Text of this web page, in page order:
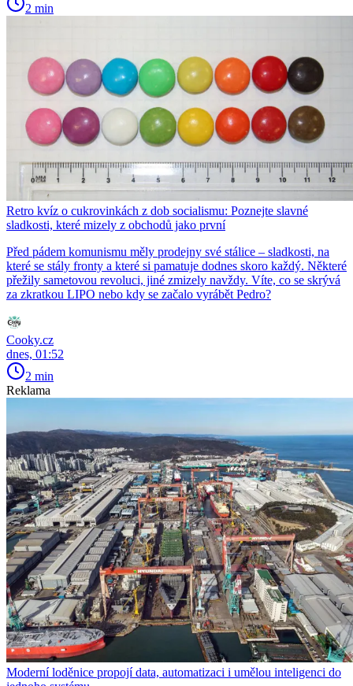
2 min
Retro kvíz o cukrovinkách z dob socialismu: Poznejte slavné
sladkosti, které mizely z obchodů jako první
Před pádem komunismu měly prodejny své stálice – sladkosti, na
které se stály fronty a které si pamatuje dodnes skoro každý. Některé
přežily sametovou revoluci, jiné zmizely navždy. Víte, co se skrývá
za zkratkou LIPO nebo kdy se začalo vyrábět Pedro?
Cooky.cz
dnes, 01:52
2 min
Reklama
Moderní loděnice propojí data, automatizaci i umělou inteligenci do